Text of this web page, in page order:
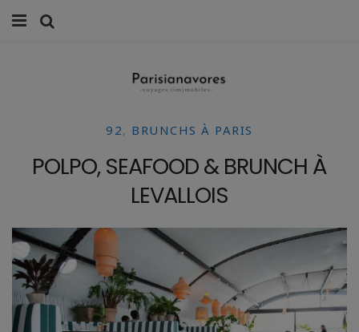
FAMILLE
VOYAGES
WEEK-ENDS
LIFESTYLE
CULTURE
0 ITEMS -0,00€
92, BRUNCHS À PARIS
POLPO, SEAFOOD & BRUNCH À
LEVALLOIS